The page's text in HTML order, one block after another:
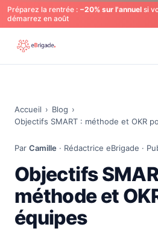
Préparez la rentrée : −20% sur l'annuel si
démarrez en août
Accueil › Blog ›
Objectifs SMART : méthode et OKR
Par Camille · Rédactrice eBrigade ·
Objectifs
méthode et
équipes